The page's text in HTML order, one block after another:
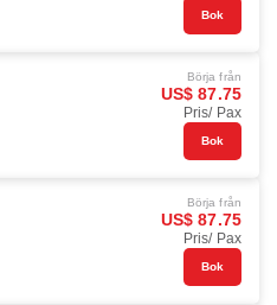
Bok
Börja från
US$ 87.75
Pris/ Pax
Bok
Börja från
US$ 87.75
Pris/ Pax
Bok